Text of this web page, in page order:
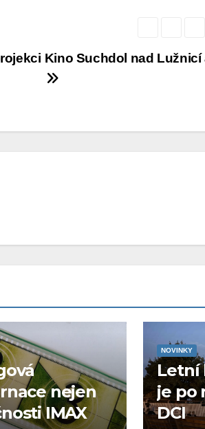
Kino Suchdol nad Lužnicí
nejen
IMAX
NOVINKY
Letní
je po
DCI